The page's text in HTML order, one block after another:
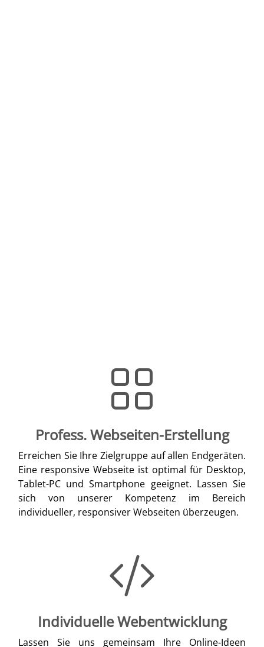
Profess. Webseiten-Erstellung
Erreichen Sie Ihre Zielgruppe auf allen Endgeräten.
Eine responsive Webseite ist optimal für Desktop,
Tablet-PC und Smartphone geeignet. Lassen Sie
sich von unserer Kompetenz im Bereich
individueller, responsiver Webseiten überzeugen.
Individuelle Webentwicklung
Lassen Sie uns gemeinsam Ihre Online-Ideen